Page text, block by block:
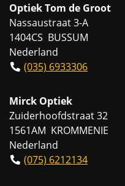
Optiek Tom de Groot
Nassaustraat 3-A
1404CS BUSSUM
Nederland
(035) 6933306
Mirck Optiek
Zuiderhoofdstraat 32
1561AM KROMMENIE
Nederland
(075) 6212134